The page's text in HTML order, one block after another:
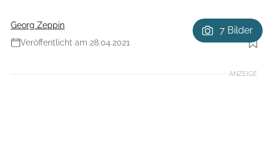
Georg Zeppin
Veröffentlicht am 28.04.2021
Foto: Shimano
7 Bilder
ANZEIGE